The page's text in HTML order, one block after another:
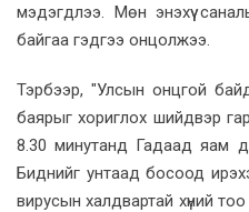
мэдэгдлээ. Мөн энэхүү
байгаа гэдгээ онцолжээ.
Тэрбээр, "Улсын онцгой
баярыг хориглох шийдвэр
8.30 минутанд Гадаад яам
Биднийг унтаад босоод
вирусын халдвартай хүний